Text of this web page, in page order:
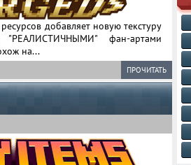
добавляет новую текстуру
"РЕАЛИСТИЧНЫМИ" фан-артами
на...
ПРОЧИТАТЬ